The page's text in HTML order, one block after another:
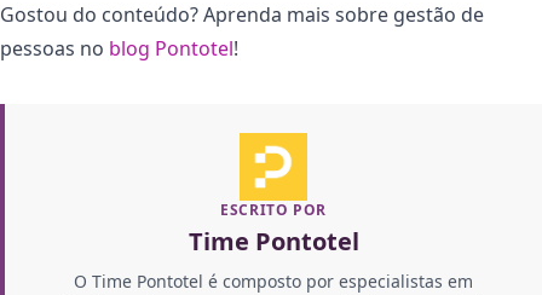
Gostou do conteúdo? Aprenda mais sobre gestão de
pessoas no blog Pontotel!
ESCRITO POR
Time Pontotel
O Time Pontotel é composto por especialistas em